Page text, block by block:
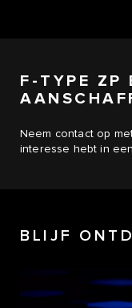
F-TYPE ZP
Neem contact op
interesse hebt in
BLIJF